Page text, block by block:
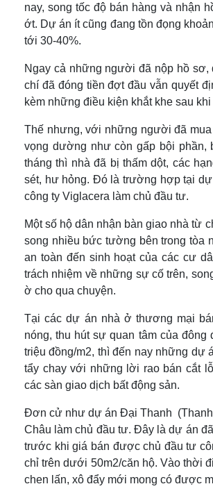
nay, song tốc độ bán hàng và nhận
ớt. Dự án ít cũng đang tồn đọng
tới 30-40%.
Ngay cả những người đã nộp hồ sơ,
chí đã đóng tiền đợt đầu vẫn quyết
kèm những điều kiện khắt khe sau
Thế nhưng, với những người đã
vọng dường như còn gấp bội
tháng thì nhà đã bị thấm dột, các
sét, hư hỏng. Đó là trường hợp tại
công ty Viglacera làm chủ đầu tư.
Một số hộ dân nhận bàn giao nhà từ
song nhiều bức tường bên trong tòa
an toàn đến sinh hoạt của các cư
trách nhiệm về những sự cố trên,
ờ cho qua chuyện.
Tại các dự án nhà ở thương mại
nóng, thu hút sự quan tâm của
triệu đồng/m2, thì đến nay những dự
tẩy chay với những lời rao bán cắt
các sàn giao dịch bất động sản.
Đơn cử như dự án Đại Thanh (Thanh
Châu làm chủ đầu tư. Đây là dự án
trước khi giá bán được chủ đầu tư
chỉ trên dưới 50m2/căn hộ. Vào thời
chen lấn, xô đẩy mới mong có được